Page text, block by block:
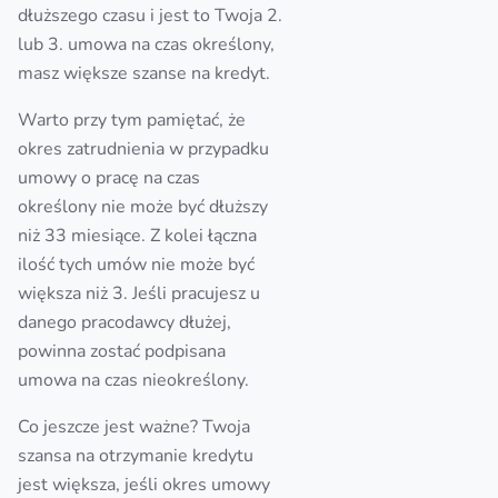
dłuższego czasu i jest to Twoja 2.
lub 3. umowa na czas określony,
masz większe szanse na kredyt.
Warto przy tym pamiętać, że
okres zatrudnienia w przypadku
umowy o pracę na czas
określony nie może być dłuższy
niż 33 miesiące. Z kolei łączna
ilość tych umów nie może być
większa niż 3. Jeśli pracujesz u
danego pracodawcy dłużej,
powinna zostać podpisana
umowa na czas nieokreślony.
Co jeszcze jest ważne? Twoja
szansa na otrzymanie kredytu
jest większa, jeśli okres umowy